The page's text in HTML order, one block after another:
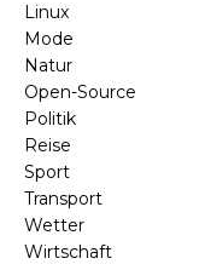
Linux
Mode
Natur
Open-Source
Politik
Reise
Sport
Transport
Wetter
Wirtschaft